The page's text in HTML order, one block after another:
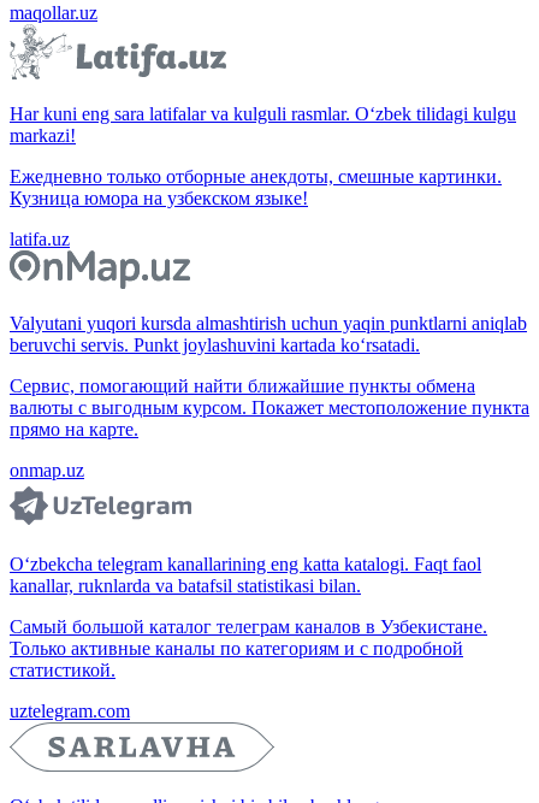
maqollar.uz
Har kuni eng sara latifalar va kulguli rasmlar. O‘zbek tilidagi kulgu
markazi!
Ежедневно только отборные анекдоты, смешные картинки.
Кузница юмора на узбекском языке!
latifa.uz
Valyutani yuqori kursda almashtirish uchun yaqin punktlarni aniqlab
beruvchi servis. Punkt joylashuvini kartada ko‘rsatadi.
Сервис, помогающий найти ближайшие пункты обмена
валюты с выгодным курсом. Покажет местоположение пункта
прямо на карте.
onmap.uz
O‘zbekcha telegram kanallarining eng katta katalogi. Faqt faol
kanallar, ruknlarda va batafsil statistikasi bilan.
Самый большой каталог телеграм каналов в Узбекистане.
Только активные каналы по категориям и с подробной
статистикой.
uztelegram.com